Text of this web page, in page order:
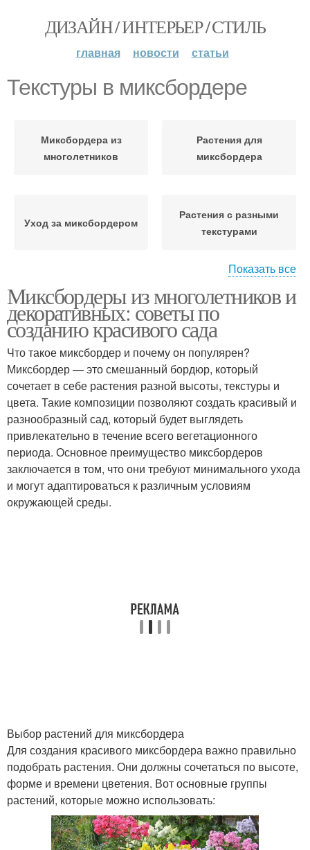
ДИЗАЙН / ИНТЕРЬЕР / СТИЛЬ
главная новости статьи
Текстуры в миксбордере
Миксбордера из
многолетников
Растения для
миксбордера
Уход за миксбордером
Растения с разными
текстурами
Однолетники в
миксбордере
миксбордере
Показать все
Миксбордеры из многолетников и
декоративных: советы по
созданию красивого сада
Что такое миксбордер и почему он популярен?
Миксбордер — это смешанный бордюр, который
сочетает в себе растения разной высоты, текстуры и
цвета. Такие композиции позволяют создать красивый и
разнообразный сад, который будет выглядеть
привлекательно в течение всего вегетационного
периода. Основное преимущество миксбордеров
заключается в том, что они требуют минимального ухода
и могут адаптироваться к различным условиям
окружающей среды.
Выбор растений для миксбордера
Для создания красивого миксбордера важно правильно
подобрать растения. Они должны сочетаться по высоте,
форме и времени цветения. Вот основные группы
растений, которые можно использовать: